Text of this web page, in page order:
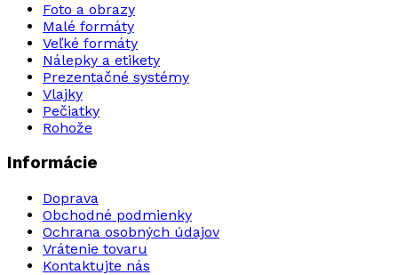
Foto a obrazy
Malé formáty
Veľké formáty
Nálepky a etikety
Prezentačné systémy
Vlajky
Pečiatky
Rohože
Informácie
Doprava
Obchodné podmienky
Ochrana osobných údajov
Vrátenie tovaru
Kontaktujte nás